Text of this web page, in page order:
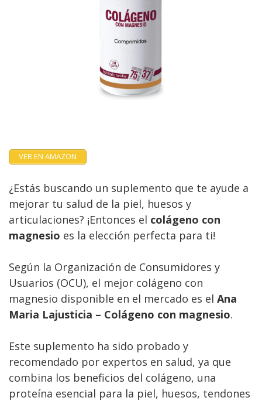
VER EN AMAZON
¿Estás buscando un suplemento que te ayude a
mejorar tu salud de la piel, huesos y
articulaciones? ¡Entonces el colágeno con
magnesio es la elección perfecta para ti!
Según la Organización de Consumidores y
Usuarios (OCU), el mejor colágeno con
magnesio disponible en el mercado es el Ana
Maria Lajusticia – Colágeno con magnesio.
Este suplemento ha sido probado y
recomendado por expertos en salud, ya que
combina los beneficios del colágeno, una
proteína esencial para la piel, huesos, tendones